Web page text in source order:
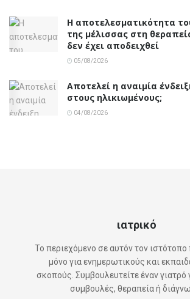
Η αποτελεσματικότητα
της μέλισσας στη
δεν έχει αποδειχθεί
05/08/2026
Αποτελεί η αναιμία
στους ηλικιωμένους;
04/08/2026
ιατρικό
Το περιεχόμενο σε αυτόν τον ιστότοπο
μόνο για ενημερωτικούς και
σκοπούς. Συμβουλευτείτε έναν γιατρό
συμβουλές, θεραπεία ή